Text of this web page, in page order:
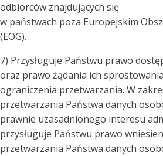
odbiorców znajdujących się
w państwach poza Europejskim
(EOG).
7) Przysługuje Państwu prawo
oraz prawo żądania ich
ograniczenia przetwarzania. W
przetwarzania Państwa danych
prawnie uzasadnionego interesu
przysługuje Państwu prawo
przetwarzania Państwa danych